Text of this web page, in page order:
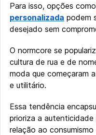
Para isso, opções como
personalizada podem
desejado sem
O normcore se
cultura de rua e de
moda que começaram
e utilitário.
Essa tendência
prioriza a
relação ao